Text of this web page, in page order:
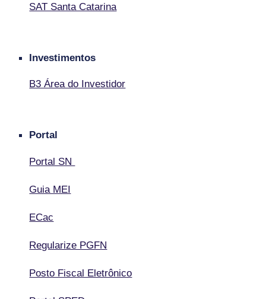
SAT Santa Catarina
Investimentos
B3 Área do Investidor
Portal
Portal SN
Guia MEI
ECac
Regularize PGFN
Posto Fiscal Eletrônico